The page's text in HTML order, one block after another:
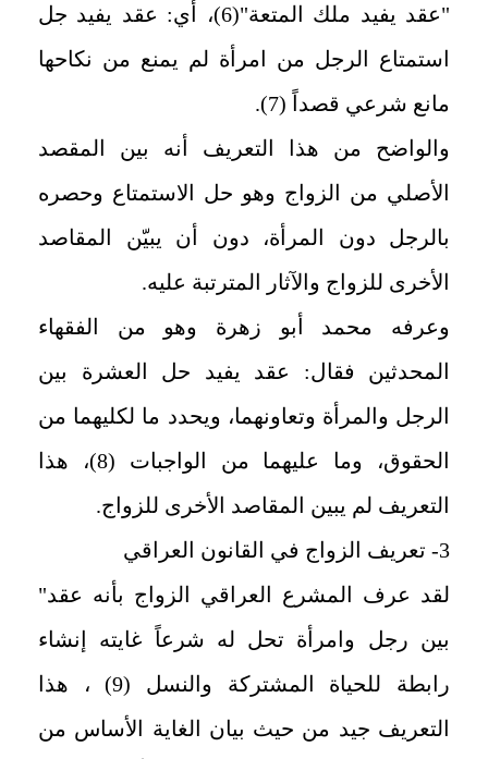
"عقد يفيد ملك المتعة"(6)، أي: عقد يفيد جل
استمتاع الرجل من امرأة لم يمنع من نكاحها
مانع شرعي قصداً (7).
والواضح من هذا التعريف أنه بين المقصد
الأصلي من الزواج وهو حل الاستمتاع وحصره
بالرجل دون المرأة، دون أن يبيّن المقاصد
الأخرى للزواج والآثار المترتبة عليه.
وعرفه محمد أبو زهرة وهو من الفقهاء
المحدثين فقال: عقد يفيد حل العشرة بين
الرجل والمرأة وتعاونهما، ويحدد ما لكليهما من
الحقوق، وما عليهما من الواجبات (8)، هذا
التعريف لم يبين المقاصد الأخرى للزواج.
3- تعريف الزواج في القانون العراقي
لقد عرف المشرع العراقي الزواج بأنه عقد"
بين رجل وامرأة تحل له شرعاً غايته إنشاء
رابطة للحياة المشتركة والنسل (9) ، هذا
التعريف جيد من حيث بيان الغاية الأساس من